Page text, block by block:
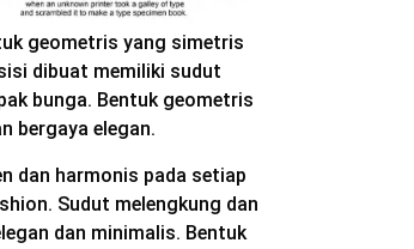
geometris yang simetris
dibuat memiliki sudut
bunga. Bentuk geometris
bergaya elegan.
dan harmonis pada setiap
Sudut melengkung dan
dan minimalis. Bentuk